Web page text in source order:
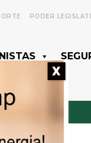
PODER
X